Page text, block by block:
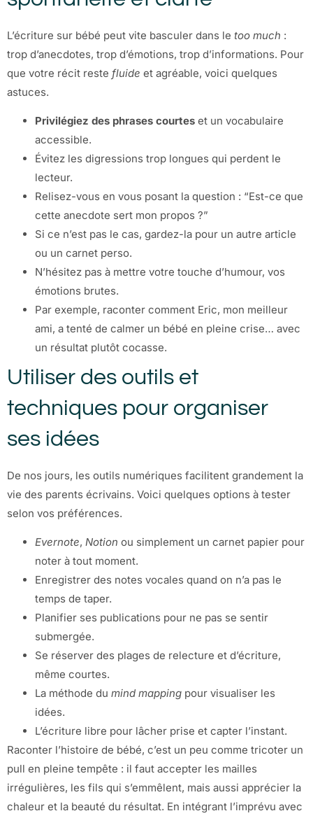
L’écriture sur bébé peut vite basculer dans le too much :
trop d’anecdotes, trop d’émotions, trop d’informations. Pour
que votre récit reste fluide et agréable, voici quelques
astuces.
Privilégiez des phrases courtes et un vocabulaire
accessible.
Évitez les digressions trop longues qui perdent le
lecteur.
Relisez-vous en vous posant la question : “Est-ce que
cette anecdote sert mon propos ?”
Si ce n’est pas le cas, gardez-la pour un autre article
ou un carnet perso.
N’hésitez pas à mettre votre touche d’humour, vos
émotions brutes.
Par exemple, raconter comment Eric, mon meilleur
ami, a tenté de calmer un bébé en pleine crise… avec
un résultat plutôt cocasse.
Utiliser des outils et
techniques pour organiser
ses idées
De nos jours, les outils numériques facilitent grandement la
vie des parents écrivains. Voici quelques options à tester
selon vos préférences.
Evernote, Notion ou simplement un carnet papier pour
noter à tout moment.
Enregistrer des notes vocales quand on n’a pas le
temps de taper.
Planifier ses publications pour ne pas se sentir
submergée.
Se réserver des plages de relecture et d’écriture,
même courtes.
La méthode du mind mapping pour visualiser les
idées.
L’écriture libre pour lâcher prise et capter l’instant.
Raconter l’histoire de bébé, c’est un peu comme tricoter un
pull en pleine tempête : il faut accepter les mailles
irrégulières, les fils qui s’emmêlent, mais aussi apprécier la
chaleur et la beauté du résultat. En intégrant l’imprévu avec